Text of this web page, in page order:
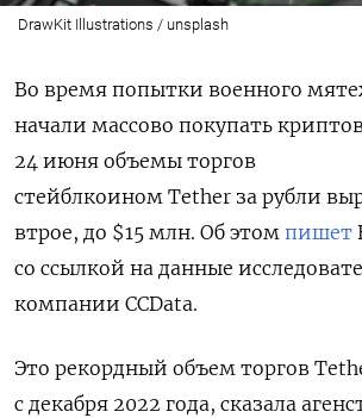
DrawKit Illustrations / unsplash
Во время попытки военного
начали массово покупать
24 июня объемы торгов
стейблкоином Tether за рубли
втрое, до $15 млн. Об этом пишет
со ссылкой на данные
компании CCData.
Это рекордный объем торгов
с декабря 2022 года, сказала